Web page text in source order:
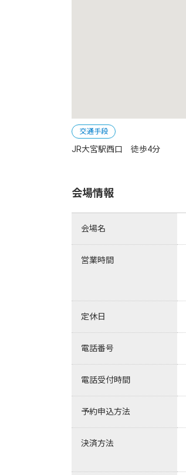
交通手段
JR大宮駅西口　徒歩4分
会場情報
会場名
営業時間
定休日
電話番号
電話受付時間
予約申込方法
決済方法